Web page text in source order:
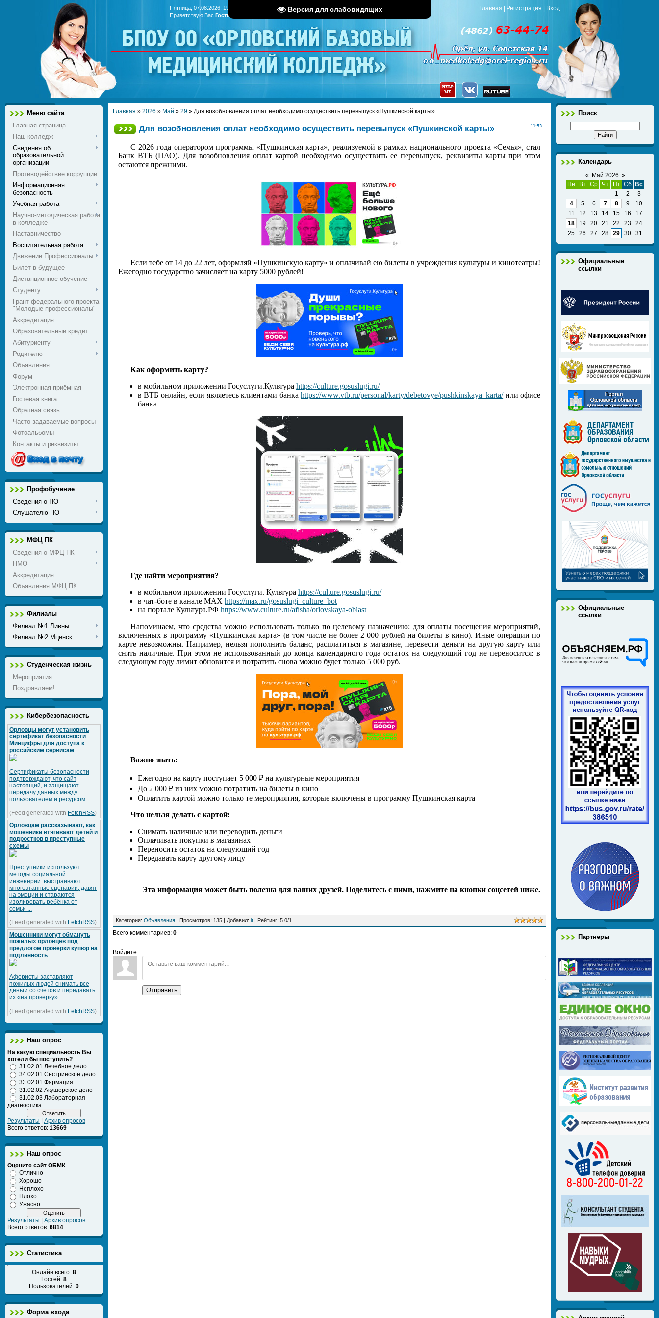
Версия для слабовидящих
Пятница, 07.08.2026, 19:11
Приветствую Вас Гость
БПОУ ОО «Орловский базовый
медицинский колледж»
Главная Регистрация Вход
Меню сайта
Главная страница
Наш колледж
Сведения об
образовательной
организации
Противодействие коррупции
Информационная
безопасность
Учебная работа
Научно-методическая работа
в колледже
Наставничество
Воспитательная работа
Движение Профессионалы
Билет в будущее
Дистанционное обучение
Студенту
Грант федерального проекта
"Молодые профессионалы"
Аккредитация
Образовательный кредит
Абитуриенту
Родителю
Объявления
Форум
Электронная приёмная
Гостевая книга
Обратная связь
Часто задаваемые вопросы
Фотоальбомы
Контакты и реквизиты
Профобучение
Сведения о ПО
Слушателю ПО
МФЦ ПК
Сведения о МФЦ ПК
НМО
Аккредитация
Объявления МФЦ ПК
Филиалы
Филиал №1 Ливны
Филиал №2 Мценск
Студенческая жизнь
Мероприятия
Поздравляем!
Кибербезопасность
Орловцы могут установить
сертификат безопасности
Минцифры для доступа к
российским сервисам
Сертификаты безопасности
подтверждают, что сайт
настоящий, и защищают
передачу данных между
пользователем и ресурсом ...
(Feed generated with FetchRSS)
Орловцам рассказывают, как
мошенники втягивают детей и
подростков в преступные
схемы
Преступники используют
методы социальной
инженерии: выстраивают
многоэтапные сценарии, давят
на эмоции и стараются
изолировать ребёнка от
семьи ...
(Feed generated with FetchRSS)
Мошенники могут обмануть
пожилых орловцев под
предлогом проверки купюр на
подлинность
Аферисты заставляют
пожилых людей снимать все
деньги со счетов и передавать
их «на проверку» ...
(Feed generated with FetchRSS)
Наш опрос
На какую специальность Вы
хотели бы поступить?
31.02.01 Лечебное дело
34.02.01 Сестринское дело
33.02.01 Фармация
31.02.02 Акушерское дело
31.02.03 Лабораторная
диагностика
Результаты
Архив опросов
Всего ответов: 13669
Наш опрос
Оцените сайт ОБМК
Отлично
Хорошо
Неплохо
Плохо
Ужасно
Результаты
Архив опросов
Всего ответов: 6814
Статистика
Онлайн всего: 8
Гостей: 8
Пользователей: 0
Форма входа
Главная » 2026 » Май » 29 » Для возобновления оплат необходимо осуществить перевыпуск «Пушкинской карты»
11:53
Для возобновления оплат необходимо осуществить перевыпуск «Пушкинской карты»
С 2026 года оператором программы «Пушкинская карта», реализуемой в рамках национального проекта «Семья», стал
Банк ВТБ (ПАО). Для возобновления оплат картой необходимо осуществить ее перевыпуск, реквизиты карты при этом
остаются прежними.
Если тебе от 14 до 22 лет, оформляй «Пушкинскую карту» и оплачивай ею билеты в учреждения культуры и кинотеатры!
Ежегодно государство зачисляет на карту 5000 рублей!
Как оформить карту?
в мобильном приложении Госуслуги.Культура https://culture.gosuslugi.ru/
в ВТБ онлайн, если являетесь клиентами банкаhttps://www.vtb.ru/personal/karty/debetovye/pushkinskaya_karta/или офисе
банка
Где найти мероприятия?
в мобильном приложении Госуслуги. Культура https://culture.gosuslugi.ru/
в чат-боте в канале MAX https://max.ru/gosuslugi_culture_bot
на портале Культура.РФ https://www.culture.ru/afisha/orlovskaya-oblast
Напоминаем, что средства можно использовать только по целевому назначению: для оплаты посещения мероприятий,
включенных в программу «Пушкинская карта» (в том числе не более 2 000 рублей на билеты в кино). Иные операции по
карте невозможны. Например, нельзя пополнить баланс, расплатиться в магазине, перевести деньги на другую карту или
снять наличные. При этом не использованный до конца календарного года остаток на следующий год не переносится: в
следующем году лимит обновится и потратить снова можно будет только 5 000 руб.
Важно знать:
Ежегодно на карту поступает 5 000 ₽ на культурные мероприятия
До 2 000 ₽ из них можно потратить на билеты в кино
Оплатить картой можно только те мероприятия, которые включены в программу Пушкинская карта
Что нельзя делать с картой:
Снимать наличные или переводить деньги
Оплачивать покупки в магазинах
Переносить остаток на следующий год
Передавать карту другому лицу
Эта информация может быть полезна для ваших друзей. Поделитесь с ними, нажмите на кнопки соцсетей ниже.
Категория: Объявления | Просмотров: 135 | Добавил: it | Рейтинг: 5.0/1
Всего комментариев: 0
Войдите:
Отправить
Поиск
Календарь
« Май 2026 »
Пн
Вт Ср Чт Пт Сб
Вс
1
2
3
4
5 6 7 8 9
10
11
12 13 14 15 16
17
18
19 20 21 22 23
24
25
26 27 28 29 30 31
Официальные
ссылки
Официальные
ссылки
Партнеры